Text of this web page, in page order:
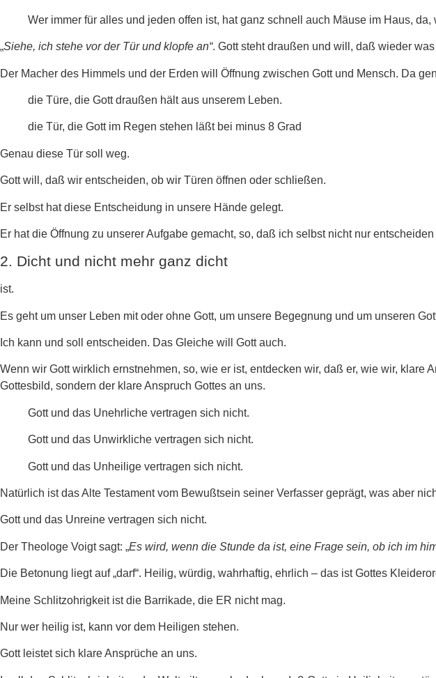
Wer immer für alles und jeden offen ist, hat ganz schnell auch Mäuse im Haus,
„Siehe, ich stehe vor der Tür und klopfe an“. Gott steht draußen und will, daß wieder
Der Macher des Himmels und der Erden will Öffnung zwischen Gott und Mensch. Da
die Türe, die Gott draußen hält aus unserem Leben.
die Tür, die Gott im Regen stehen läßt bei minus 8 Grad
Genau diese Tür soll weg.
Gott will, daß wir entscheiden, ob wir Türen öffnen oder schließen.
Er selbst hat diese Entscheidung in unsere Hände gelegt.
Er hat die Öffnung zu unserer Aufgabe gemacht, so, daß ich selbst nicht nur
2. Dicht und nicht mehr ganz dicht
ist.
Es geht um unser Leben mit oder ohne Gott, um unsere Begegnung und um unseren
Ich kann und soll entscheiden. Das Gleiche will Gott auch.
Wenn wir Gott wirklich ernstnehmen, so, wie er ist, entdecken wir, daß er, wie wir,
Gottesbild, sondern der klare Anspruch Gottes an uns.
Gott und das Unehrliche vertragen sich nicht.
Gott und das Unwirkliche vertragen sich nicht.
Gott und das Unheilige vertragen sich nicht.
Natürlich ist das Alte Testament vom Bewußtsein seiner Verfasser geprägt, was aber
Gott und das Unreine vertragen sich nicht.
Der Theologe Voigt sagt: „Es wird, wenn die Stunde da ist, eine Frage sein, ob ich im
Die Betonung liegt auf „darf“. Heilig, würdig, wahrhaftig, ehrlich – das ist Gottes
Meine Schlitzohrigkeit ist die Barrikade, die ER nicht mag.
Nur wer heilig ist, kann vor dem Heiligen stehen.
Gott leistet sich klare Ansprüche an uns.